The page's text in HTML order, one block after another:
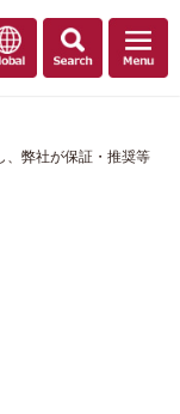
、弊社が保証・推奨等